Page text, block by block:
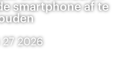
smartphone af te
2026